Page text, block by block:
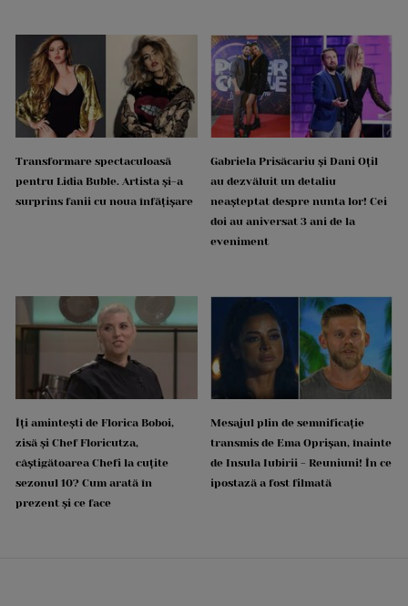
Transformare spectaculoasă
pentru Lidia Buble. Artista și-a
surprins fanii cu noua înfățișare
Gabriela Prisăcariu și Dani Oțil
au dezvăluit un detaliu
neașteptat despre nunta lor! Cei
doi au aniversat 3 ani de la
eveniment
Îți amintești de Florica Boboi,
zisă și Chef Floricutza,
câștigătoarea Chefi la cuțite
sezonul 10? Cum arată în
prezent și ce face
Mesajul plin de semnificație
transmis de Ema Oprișan, înainte
de Insula Iubirii - Reuniuni! În ce
ipostază a fost filmată